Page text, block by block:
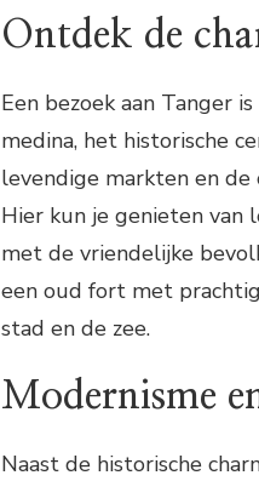
Ontdek de
Een bezoek aan Tanger
medina, het historische
levendige markten en
Hier kun je genieten van
met de vriendelijke
een oud fort met
stad en de zee.
Modernisme
Naast de historische